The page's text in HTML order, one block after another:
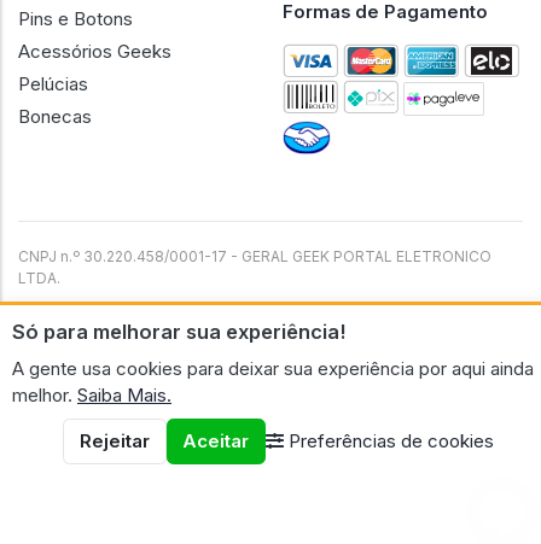
Só para melhorar sua experiência!
A gente usa cookies para deixar sua experiência por aqui ainda
melhor. Saiba Mais.
Rejeitar
Aceitar Preferências de cookies
Pins e Botons
Acessórios Geeks
Pelúcias
Bonecas
Formas de Pagamento
CNPJ n.º 30.220.458/0001-17 - GERAL GEEK PORTAL ELETRONICO
LTDA.
© 2026 Geral Geek Termos de uso